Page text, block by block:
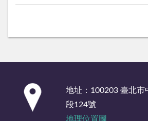
地址：100203 臺北市
段124號
地理位置圖